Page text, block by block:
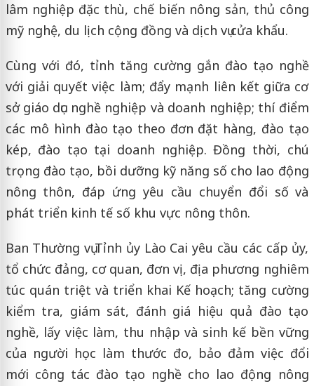
lâm nghiệp đặc thù, chế biến nông sản, thủ công
mỹ nghệ, du lịch cộng đồng và dịch vụ cửa khẩu.
Cùng với đó, tỉnh tăng cường gắn đào tạo nghề
với giải quyết việc làm; đẩy mạnh liên kết giữa cơ
sở giáo dục nghề nghiệp và doanh nghiệp; thí điểm
các mô hình đào tạo theo đơn đặt hàng, đào tạo
kép, đào tạo tại doanh nghiệp. Đồng thời, chú
trọng đào tạo, bồi dưỡng kỹ năng số cho lao động
nông thôn, đáp ứng yêu cầu chuyển đổi số và
phát triển kinh tế số khu vực nông thôn.
Ban Thường vụ Tỉnh ủy Lào Cai yêu cầu các cấp ủy,
tổ chức đảng, cơ quan, đơn vị, địa phương nghiêm
túc quán triệt và triển khai Kế hoạch; tăng cường
kiểm tra, giám sát, đánh giá hiệu quả đào tạo
nghề, lấy việc làm, thu nhập và sinh kế bền vững
của người học làm thước đo, bảo đảm việc đổi
mới công tác đào tạo nghề cho lao động nông